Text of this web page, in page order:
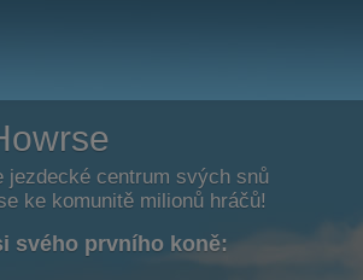
jezdecké centrum svých snů
ke komunitě milionů hráčů!
svého prvního koně: